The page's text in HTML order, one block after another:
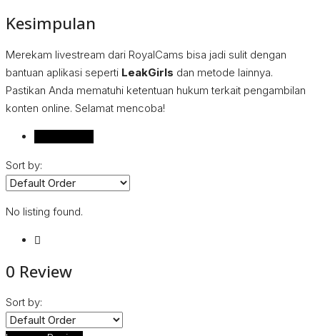
Kesimpulan
Merekam livestream dari RoyalCams bisa jadi sulit dengan
bantuan aplikasi seperti LeakGirls dan metode lainnya.
Pastikan Anda mematuhi ketentuan hukum terkait pengambilan
konten online. Selamat mencoba!
Sort by:
No listing found.
0 Review
Sort by: